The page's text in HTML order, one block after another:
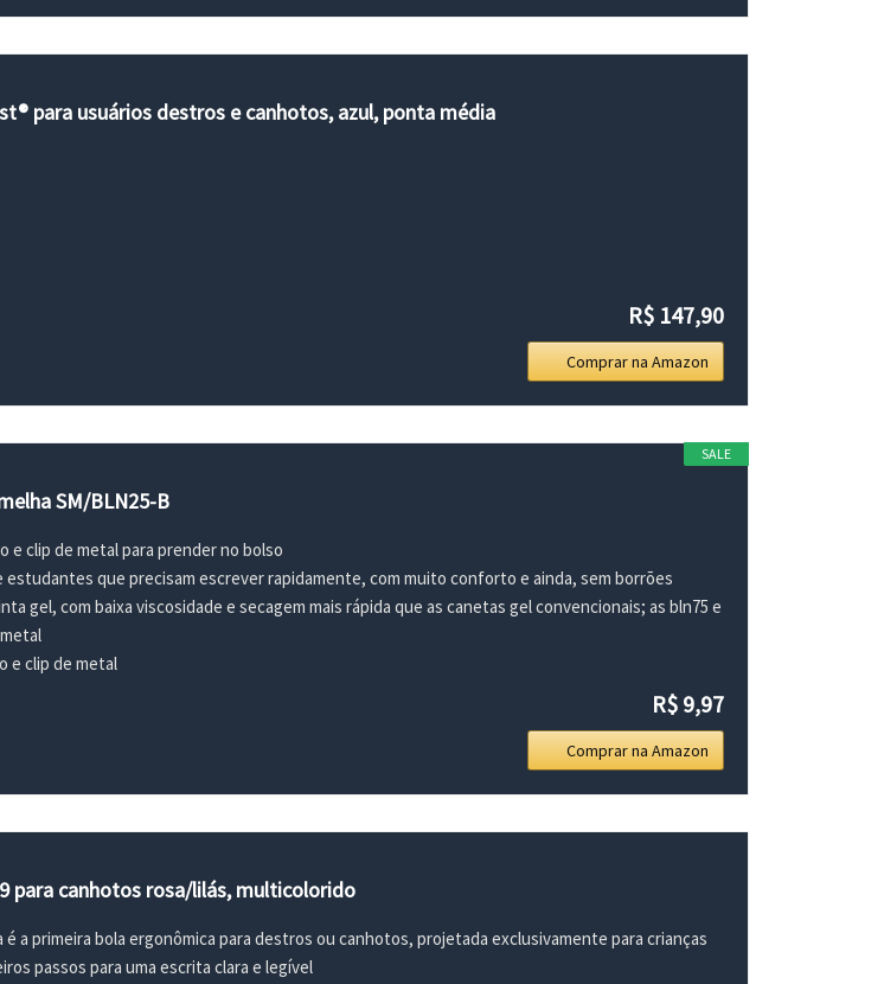
para usuários destros e canhotos, azul, ponta média
R$ 147,90
Comprar na Amazon
SALE
SM/BLN25-B
clip de metal para prender no bolso
estudantes que precisam escrever rapidamente, com muito conforto e ainda, sem borrões
gel, com baixa viscosidade e secagem mais rápida que as canetas gel convencionais; as bln75 e
e clip de metal
R$ 9,97
Comprar na Amazon
para canhotos rosa/lilás, multicolorido
a primeira bola ergonômica para destros ou canhotos, projetada exclusivamente para crianças
passos para uma escrita clara e legível